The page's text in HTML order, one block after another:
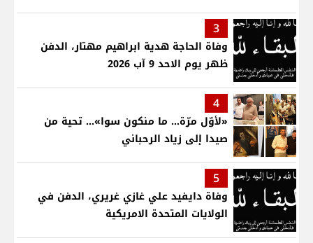
3
وفاة الحاجة هدية ابراهيم مهتار، الدفن
ظهر يوم الاحد 9 آب 2026
4
«لأوّل مرّة… ما منكون سوا»… تحية من
صيدا إلى زياد الرحباني
5
وفاة دايفيد علي غازي غريري، الدفن في
الولايات المتحدة الامريكية